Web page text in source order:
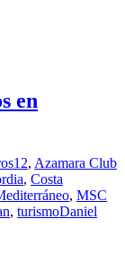
en
, Azamara Club
, Costa
, MSC
, turismoDaniel